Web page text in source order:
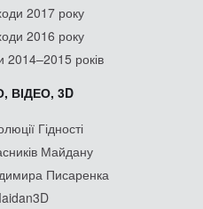
2017 року
2016 року
2014–2015 років
ВІДЕО, 3D
Гідності
Майдану
Писаренка